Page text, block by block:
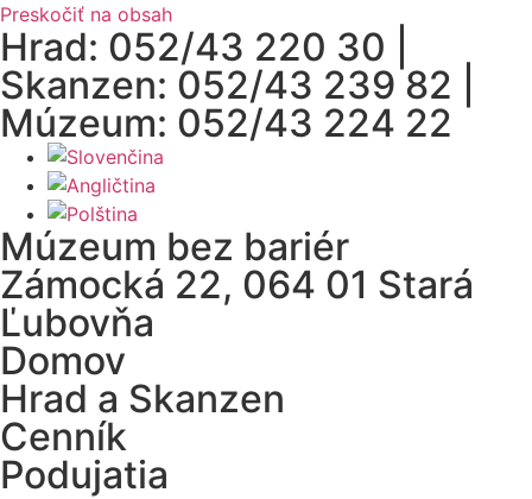
Preskočiť na obsah
Hrad: 052/43 220 30 |
Skanzen: 052/43 239 82 |
Múzeum: 052/43 224 22
Múzeum bez bariér
Zámocká 22, 064 01 Stará
Ľubovňa
Domov
Hrad a Skanzen
Cenník
Podujatia